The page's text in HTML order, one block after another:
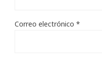
Correo electrónico *